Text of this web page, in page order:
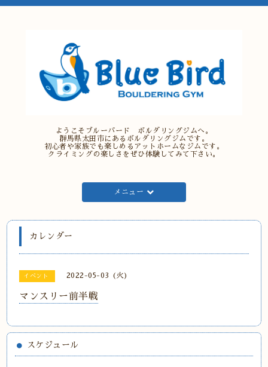
ようこそブルーバード ボルダリングジムへ。
群馬県太田市にあるボルダリングジムです。
初心者や家族でも楽しめるアットホームなジムです。
クライミングの楽しさをぜひ体験してみて下さい。
メニュー
カレンダー
イベント 2022-05-03 (火)
マンスリー前半戦
スケジュール